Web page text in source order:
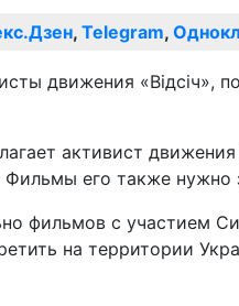
, Telegram,
движения «Відсіч»,
активист
его также нужно
фильмов с участием
на территории